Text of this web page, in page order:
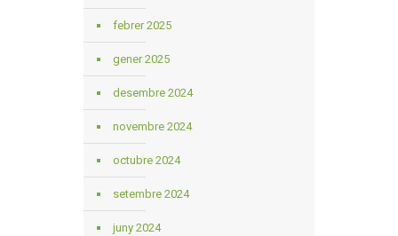
febrer 2025
gener 2025
desembre 2024
novembre 2024
octubre 2024
setembre 2024
juny 2024